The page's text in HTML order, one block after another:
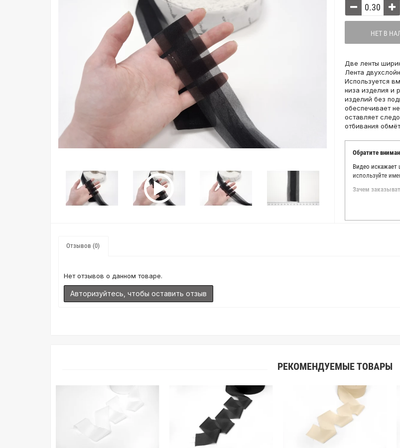
НЕТ В
Две ленты
Лента
Используется
низа изделия и
изделий без
обеспечивает
оставляет
отбивания
Обратите
Видео искажает
используйте
Зачем
Мы делаем все
Мы
находить
Отзывов (0)
Нет отзывов о данном товаре.
Авторизуйтесь, чтобы оставить отзыв
РЕКОМЕНДУЕМЫЕ ТОВАРЫ